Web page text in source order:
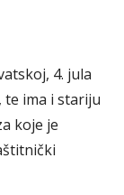
4. jula
te ima i stariju
koje je